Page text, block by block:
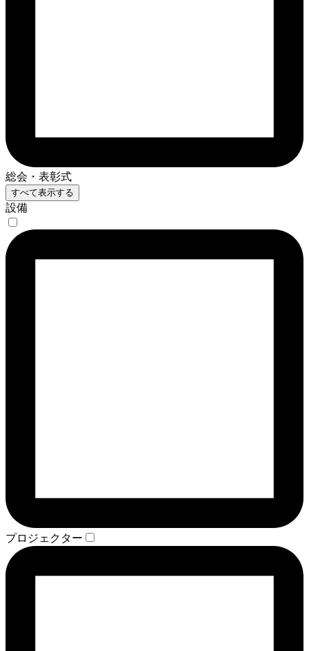
総会・表彰式
すべて表示する
設備
プロジェクター